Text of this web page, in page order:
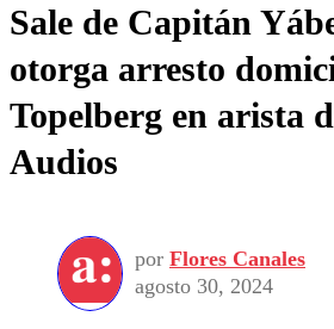
Sale de Capitán
otorga arresto
Topelberg en arista
Audios
por Flores Canales
agosto 30, 2024